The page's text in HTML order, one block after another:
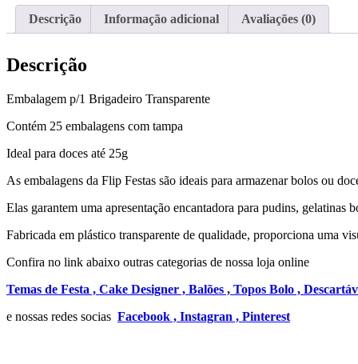
Descrição Informação adicional Avaliações (0)
Descrição
Embalagem p/1 Brigadeiro Transparente
Contém 25 embalagens com tampa
Ideal para doces até 25g
As embalagens da Flip Festas são ideais para armazenar bolos ou
Elas garantem uma apresentação encantadora para pudins, gelatinas
Fabricada em plástico transparente de qualidade, proporciona uma
Confira no link abaixo outras categorias de nossa loja online
Temas de Festa , Cake Designer , Balões , Topos Bolo ,
e nossas redes socias Facebook , Instagran , Pinterest